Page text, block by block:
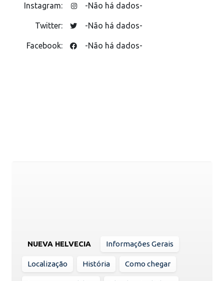
Instagram: -Não há dados-
Twitter: -Não há dados-
Facebook: -Não há dados-
NUEVA HELVECIA Informações Gerais
Localização História Como chegar